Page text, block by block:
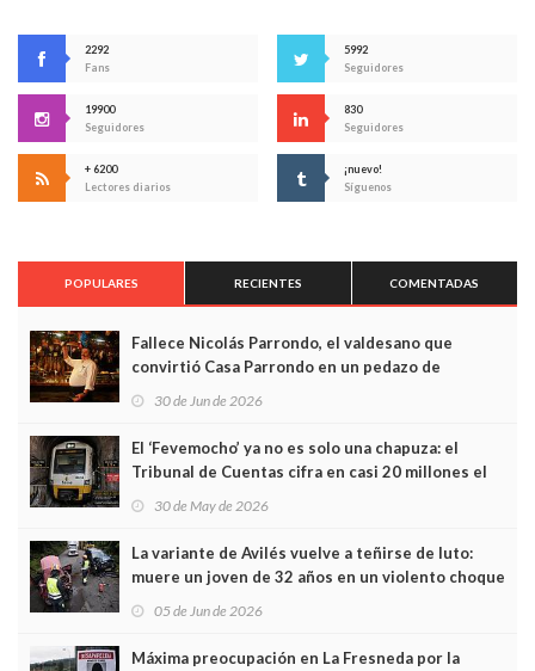
2292
Fans
5992
Seguidores
19900
Seguidores
830
Seguidores
+ 6200
Lectores diarios
¡nuevo!
Síguenos
POPULARES RECIENTES COMENTADAS
Fallece Nicolás Parrondo, el valdesano que
convirtió Casa Parrondo en un pedazo de
Asturias en Madrid
30 de Jun de 2026
El ‘Fevemocho’ ya no es solo una chapuza: el
Tribunal de Cuentas cifra en casi 20 millones el
sobrecoste de los trenes que no cabían por los
30 de May de 2026
La variante de Avilés vuelve a teñirse de luto:
muere un joven de 32 años en un violento choque
frontal
05 de Jun de 2026
Máxima preocupación en La Fresneda por la